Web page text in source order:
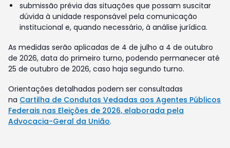
submissão prévia das situações que possam suscitar
dúvida à unidade responsável pela comunicação
institucional e, quando necessário, à análise jurídica.
As medidas serão aplicadas de 4 de julho a 4 de outubro
de 2026, data do primeiro turno, podendo permanecer até
25 de outubro de 2026, caso haja segundo turno.
Orientações detalhadas podem ser consultadas
na Cartilha de Condutas Vedadas aos Agentes Públicos
Federais nas Eleições de 2026, elaborada pela
Advocacia-Geral da União.